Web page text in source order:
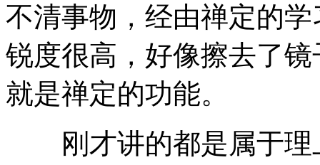
不清事物，经由禅定的
锐度很高，好像擦去了
就是禅定的功能。
刚才讲的都是属于理